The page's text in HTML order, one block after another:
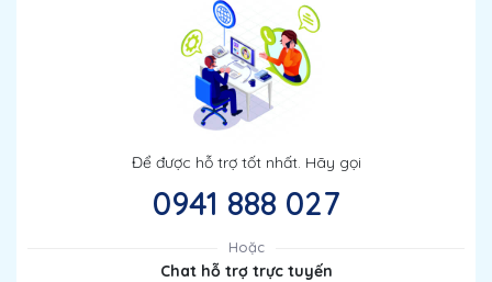
Để được hỗ trợ tốt nhất. Hãy gọi
0941 888 027
Hoặc
Chat hỗ trợ trực tuyến